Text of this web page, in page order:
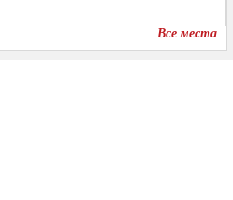
Все места